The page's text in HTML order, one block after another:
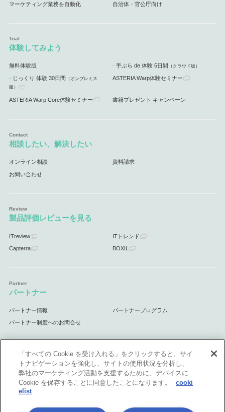
マーケティング業務を自動化 自治体・官公庁向け
体験してみよう
無料体験版 手ぶら de 体験 5日間 （クラウド版）
じっくり 体験 30日間 （オンプレミス
版）
ASTERIA Warp体験セミナー
ASTERIA Warp Core体験セミナー 書籍プレゼント キャンペーン
相談したい、解決したい
オンライン相談 資料請求
お問い合わせ
製品評価レビューを見る
ITreview ITトレンド
Capterra BOXIL
パートナー
パートナー情報 パートナープログラム
パートナー制度へのお問合せ
サポート
サポート情報
「すべての Cookie を受け入れる」をクリックすると、サイ
トナビゲーションを強化し、サイトの使用状況を分析し、
弊社のマーケティング活動を支援するために、デバイスに
Cookie を保存することに同意したことになります。
cooki
elist